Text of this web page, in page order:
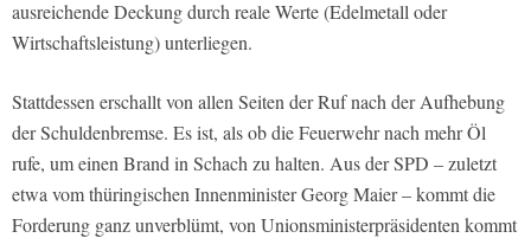
ausreichende Deckung durch reale Werte (Edelmetall oder
Wirtschaftsleistung) unterliegen.
Stattdessen erschallt von allen Seiten der Ruf nach der Aufhebung
der Schuldenbremse. Es ist, als ob die Feuerwehr nach mehr Öl
rufe, um einen Brand in Schach zu halten. Aus der SPD – zuletzt
etwa vom thüringischen Innenminister Georg Maier – kommt die
Forderung ganz unverblümt, von Unionsministerpräsidenten kommt